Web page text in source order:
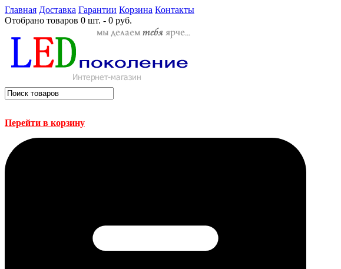
Главная Доставка Гарантии Корзина Контакты
Отобрано товаров 0 шт. - 0 руб.
Перейти в корзину